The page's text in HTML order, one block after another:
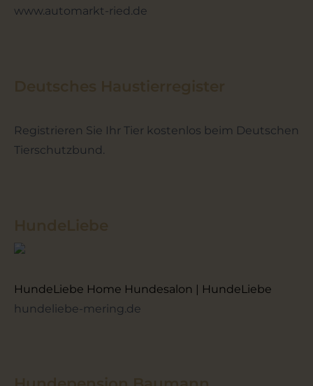
www.automarkt-ried.de
Registrieren Sie Ihr Tier kostenlos beim Deutschen
Tierschutzbund.
HundeLiebe Home Hundesalon | HundeLiebe
hundeliebe-mering.de